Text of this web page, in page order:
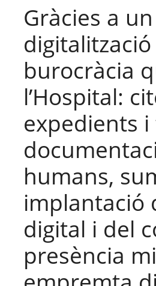
Gràcies a
burocràcia
l’Hospital:
expedients
humans,
implantació
digital i del
presència